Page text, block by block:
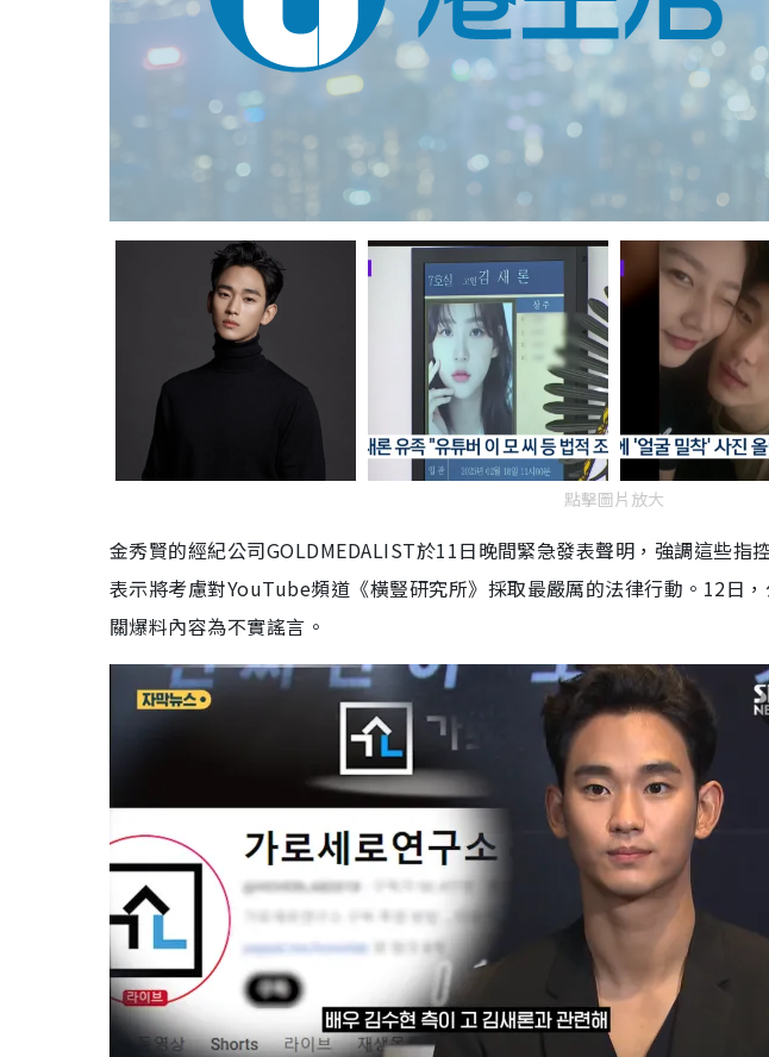
點擊圖片放大
金秀賢的經紀公司GOLDMEDALIST於11日晚間緊急發表聲明，強調這些指
表示將考慮對YouTube頻道《橫豎研究所》採取最嚴厲的法律行動。12日
關爆料內容為不實謠言。